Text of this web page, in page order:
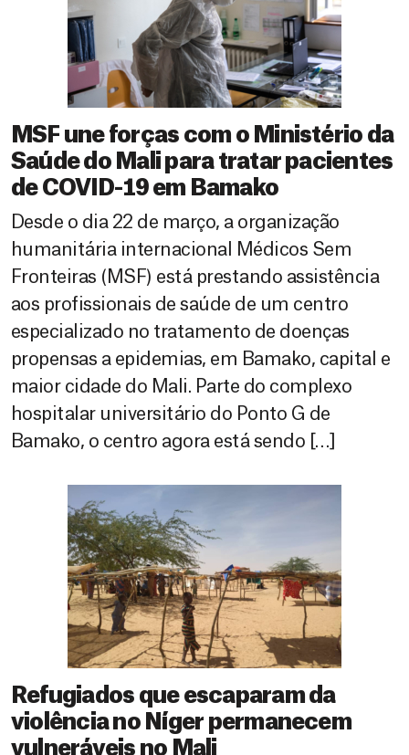
MSF une forças com o Ministério da
Saúde do Mali para tratar pacientes
de COVID-19 em Bamako
Desde o dia 22 de março, a organização
humanitária internacional Médicos Sem
Fronteiras (MSF) está prestando assistência
aos profissionais de saúde de um centro
especializado no tratamento de doenças
propensas a epidemias, em Bamako, capital e
maior cidade do Mali. Parte do complexo
hospitalar universitário do Ponto G de
Bamako, o centro agora está sendo […]
Refugiados que escaparam da
violência no Níger permanecem
vulneráveis no Mali